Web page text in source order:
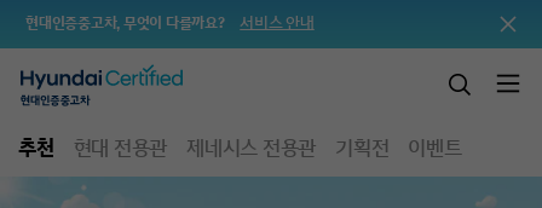
현대인증중고차, 무엇이 다를까요? 서비스 안내
추천 현대 전용관 제네시스 전용관 기획전 이벤트